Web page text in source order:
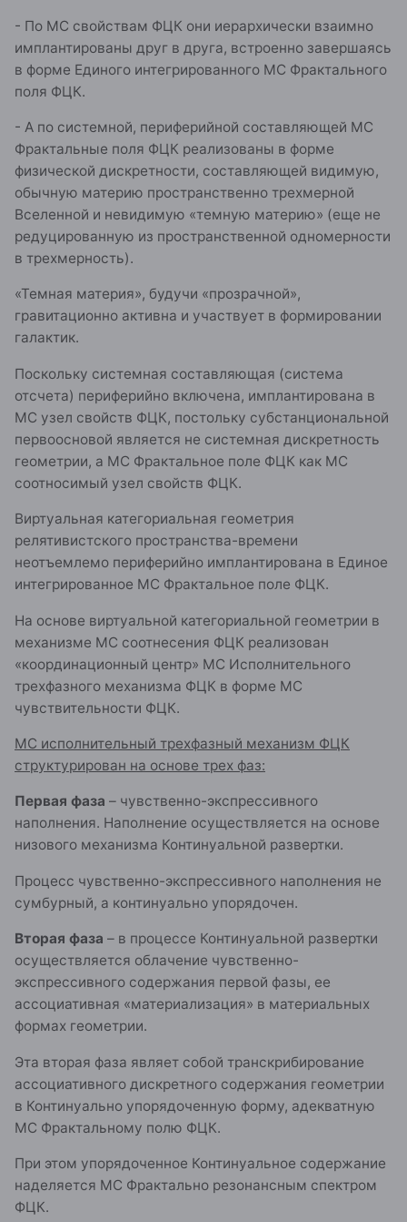
- По МС свойствам ФЦК они иерархически взаимно
имплантированы друг в друга, встроенно завершаясь
в форме Единого интегрированного МС Фрактального
поля ФЦК.
- А по системной, периферийной составляющей МС
Фрактальные поля ФЦК реализованы в форме
физической дискретности, составляющей видимую,
обычную материю пространственно трехмерной
Вселенной и невидимую «темную материю» (еще не
редуцированную из пространственной одномерности
в трехмерность).
«Темная материя», будучи «прозрачной»,
гравитационно активна и участвует в формировании
галактик.
Поскольку системная составляющая (система
отсчета) периферийно включена, имплантирована в
МС узел свойств ФЦК, постольку субстанциональной
первоосновой является не системная дискретность
геометрии, а МС Фрактальное поле ФЦК как МС
соотносимый узел свойств ФЦК.
Виртуальная категориальная геометрия
релятивистского пространства-времени
неотъемлемо периферийно имплантирована в Единое
интегрированное МС Фрактальное поле ФЦК.
На основе виртуальной категориальной геометрии в
механизме МС соотнесения ФЦК реализован
«координационный центр» МС Исполнительного
трехфазного механизма ФЦК в форме МС
чувствительности ФЦК.
МС исполнительный трехфазный механизм ФЦК
структурирован на основе трех фаз:
Первая фаза – чувственно-экспрессивного
наполнения. Наполнение осуществляется на основе
низового механизма Континуальной развертки.
Процесс чувственно-экспрессивного наполнения не
сумбурный, а континуально упорядочен.
Вторая фаза – в процессе Континуальной развертки
осуществляется облачение чувственно-
экспрессивного содержания первой фазы, ее
ассоциативная «материализация» в материальных
формах геометрии.
Эта вторая фаза являет собой транскрибирование
ассоциативного дискретного содержания геометрии
в Континуально упорядоченную форму, адекватную
МС Фрактальному полю ФЦК.
При этом упорядоченное Континуальное содержание
наделяется МС Фрактально резонансным спектром
ФЦК.